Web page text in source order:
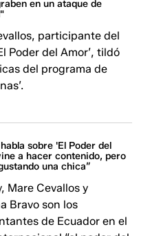
en un ataque de
participante del
Poder del Amor’, tildó
del programa de
sobre 'El Poder del
a hacer contenido, pero
una chica”
Mare Cevallos y
Bravo son los
de Ecuador en el